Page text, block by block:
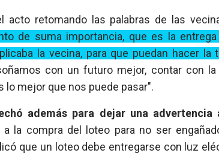
acto retomando las palabras de las
de suma importancia, que es la
la vecina, para que puedan hacer la
con un futuro mejor, contar con
mejor que nos puede pasar".
además para dejar una
a la compra del loteo para no ser
que un loteo debe entregarse con luz